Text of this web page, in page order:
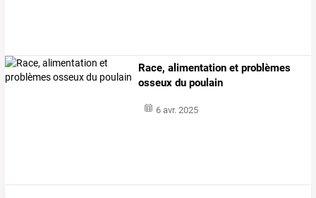
Race, alimentation et problèmes
osseux du poulain
6 avr. 2025